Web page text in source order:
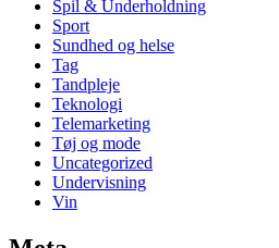
Spil & Underholdning
Sport
Sundhed og helse
Tag
Tandpleje
Teknologi
Telemarketing
Tøj og mode
Uncategorized
Undervisning
Vin